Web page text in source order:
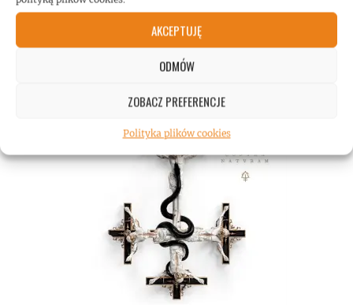
AKCEPTUJĘ
ODMÓW
ZOBACZ PREFERENCJE
Polityka plików cookies